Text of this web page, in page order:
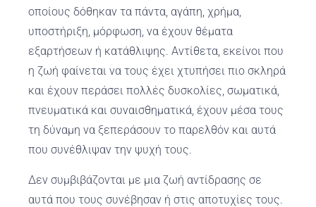
οποίους δόθηκαν τα πάντα, αγάπη, χρήμα,
υποστήριξη, μόρφωση, να έχουν θέματα
εξαρτήσεων ή κατάθλιψης. Αντίθετα, εκείνοι που
η ζωή φαίνεται να τους έχει χτυπήσει πιο σκληρά
και έχουν περάσει πολλές δυσκολίες, σωματικά,
πνευματικά και συναισθηματικά, έχουν μέσα τους
τη δύναμη να ξεπεράσουν το παρελθόν και αυτά
που συνέθλιψαν την ψυχή τους.
Δεν συμβιβάζονται με μια ζωή αντίδρασης σε
αυτά που τους συνέβησαν ή στις αποτυχίες τους.